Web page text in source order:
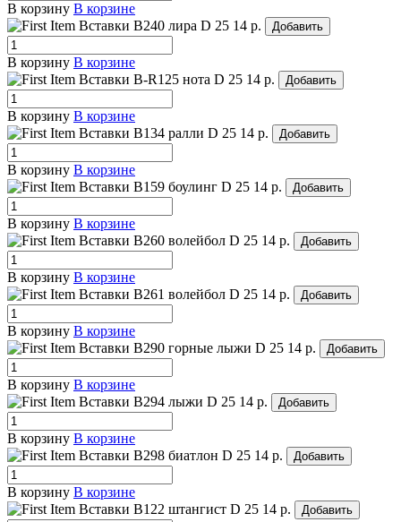
В корзину В корзине
Вставки B240 лира D 25 14 р. Добавить
В корзину В корзине
Вставки B-R125 нота D 25 14 р. Добавить
В корзину В корзине
Вставки B134 ралли D 25 14 р. Добавить
В корзину В корзине
Вставки B159 боулинг D 25 14 р. Добавить
В корзину В корзине
Вставки B260 волейбол D 25 14 р. Добавить
В корзину В корзине
Вставки B261 волейбол D 25 14 р. Добавить
В корзину В корзине
Вставки B290 горные лыжи D 25 14 р. Добавить
В корзину В корзине
Вставки B294 лыжи D 25 14 р. Добавить
В корзину В корзине
Вставки B298 биатлон D 25 14 р. Добавить
В корзину В корзине
Вставки B122 штангист D 25 14 р. Добавить